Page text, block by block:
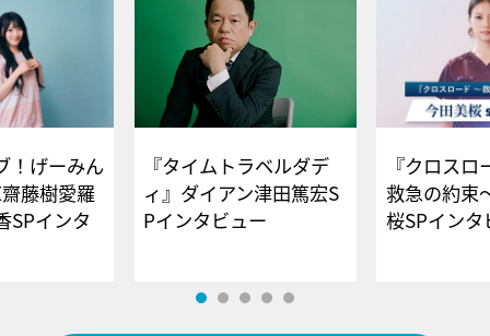
！げーみん
藤樹愛羅
SPインタ
『タイムトラベルダデ
ィ』ダイアン津田篤宏S
Pインタビュー
『クロス
救急の約束
桜SPイ